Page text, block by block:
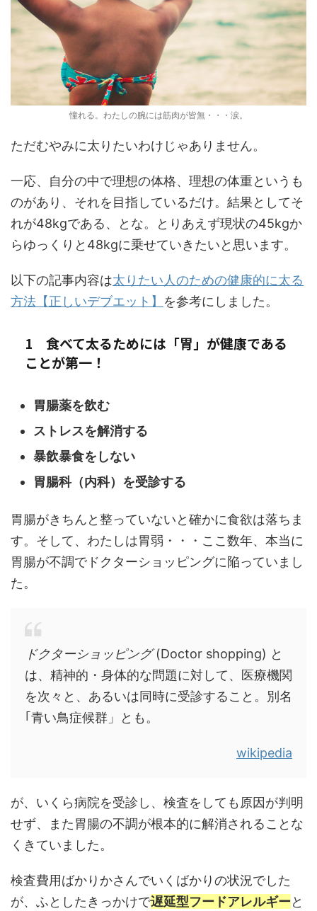
憧れる。わたしの腕には筋肉が皆無・・・涙。
ただむやみに太りたいわけじゃありません。
一応、自分の中で理想の体格、理想の体重というも
のがあり、それを目指しているだけ。結果としてそ
れが48kgである、とな。とりあえず現状の45kgか
らゆっくりと48kgに乗せていきたいと思います。
以下の記事内容は太りたい人のための健康的に太る
方法【正しいデブエット】 を参考にしました。
1 食べて太るためには「胃」が健康である
ことが第一！
胃腸薬を飲む
ストレスを解消する
暴飲暴食をしない
胃腸科（内科）を受診する
胃腸がきちんと整っていないと確かに食欲は落ちま
す。そして、わたしは胃弱・・・ここ数年、本当に
胃腸が不調でドクターショッピングに陥っていまし
た。
ドクターショッピング(Doctor shopping) と
は、精神的・身体的な問題に対して、医療機関
を次々と、あるいは同時に受診すること。別名
｢青い鳥症候群」とも。
wikipedia
が、いくら病院を受診し、検査をしても原因が判明
せず、また胃腸の不調が根本的に解消されることな
くきていました。
検査費用ばかりかさんでいくばかりの状況でした
が、ふとしたきっかけで遅延型フードアレルギーと